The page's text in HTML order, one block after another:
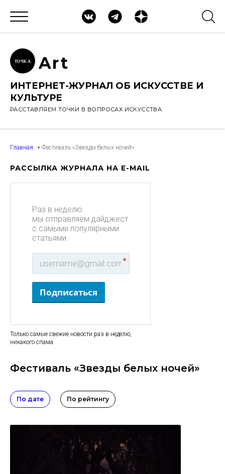
ТОЧК А Art
ИНТЕРНЕТ-ЖУРНАЛ ОБ ИСКУССТВЕ И
КУЛЬТУРЕ
РАССТАВЛЯЕМ ТОЧКИ В ВОПРОСАХ ИСКУССТВА
Главная Фестиваль «Звезды белых ночей»
РАССЫЛКА ЖУРНАЛА НА E-MAIL
Раз в неделю
мы отправляем дайджест
с самыми популярными
статьями.
*
Подписаться
Только самые свежие новости раз в неделю,
никакого спама
Фестиваль «Звезды белых ночей»
По дате По рейтингу